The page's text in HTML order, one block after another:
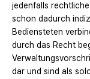
jedenfalls
schon dadurch
Bediensteten
durch das Recht
dar und sind als